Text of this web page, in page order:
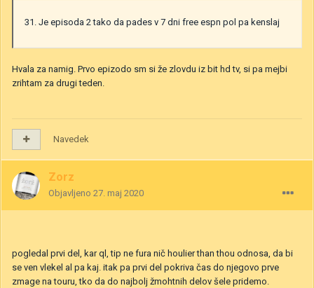
31. Je episoda 2 tako da pades v 7 dni free espn pol pa kenslaj
Hvala za namig. Prvo epizodo sm si že zlovdu iz bit hd tv, si pa mejbi
zrihtam za drugi teden.
Navedek
Zorz
Objavljeno 27. maj 2020
pogledal prvi del, kar ql, tip ne fura nič houlier than thou odnosa, da bi
se ven vlekel al pa kaj. itak pa prvi del pokriva čas do njegovo prve
zmage na touru, tko da do najbolj žmohtnih delov šele pridemo.